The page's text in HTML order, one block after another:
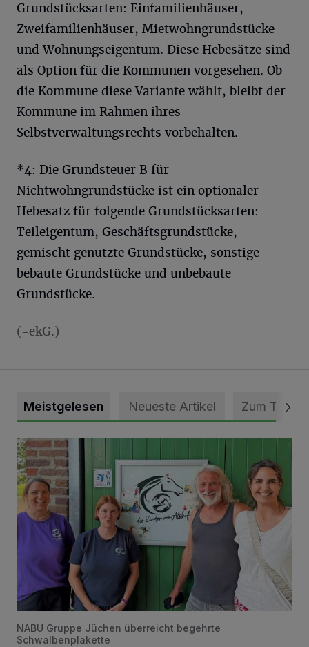
Grundstücksarten: Einfamilienhäuser,
Zweifamilienhäuser, Mietwohngrundstücke
und Wohnungseigentum. Diese Hebesätze sind
als Option für die Kommunen vorgesehen. Ob
die Kommune diese Variante wählt, bleibt der
Kommune im Rahmen ihres
Selbstverwaltungsrechts vorbehalten.
*4: Die Grundsteuer B für
Nichtwohngrundstücke ist ein optionaler
Hebesatz für folgende Grundstücksarten:
Teileigentum, Geschäftsgrundstücke,
gemischt genutzte Grundstücke, sonstige
bebaute Grundstücke und unbebaute
Grundstücke.
(-ekG.)
Meistgelesen Neueste Artikel Zum Thema
Vorbildlicher Einsatz für den Artenschutz gewürdigt
NABU Gruppe Jüchen überreicht begehrte
Schwalbenplakette